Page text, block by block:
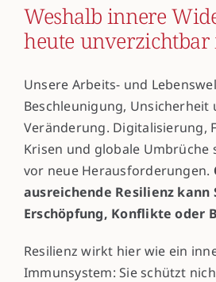
Weshalb innere
heute unverzichtbar
Unsere Arbeits- und
Beschleunigung, Unsicherheit
Veränderung. Digitalisierung,
Krisen und globale Umbrüche
vor neue Herausforderungen.
ausreichende Resilienz kann
Erschöpfung, Konflikte oder
Resilienz wirkt hier wie ein
Immunsystem: Sie schützt